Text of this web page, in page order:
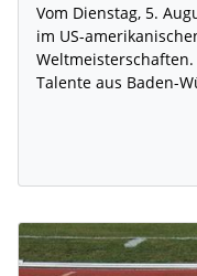
Vom Dienstag, 5.
im US-
Talente aus Baden-